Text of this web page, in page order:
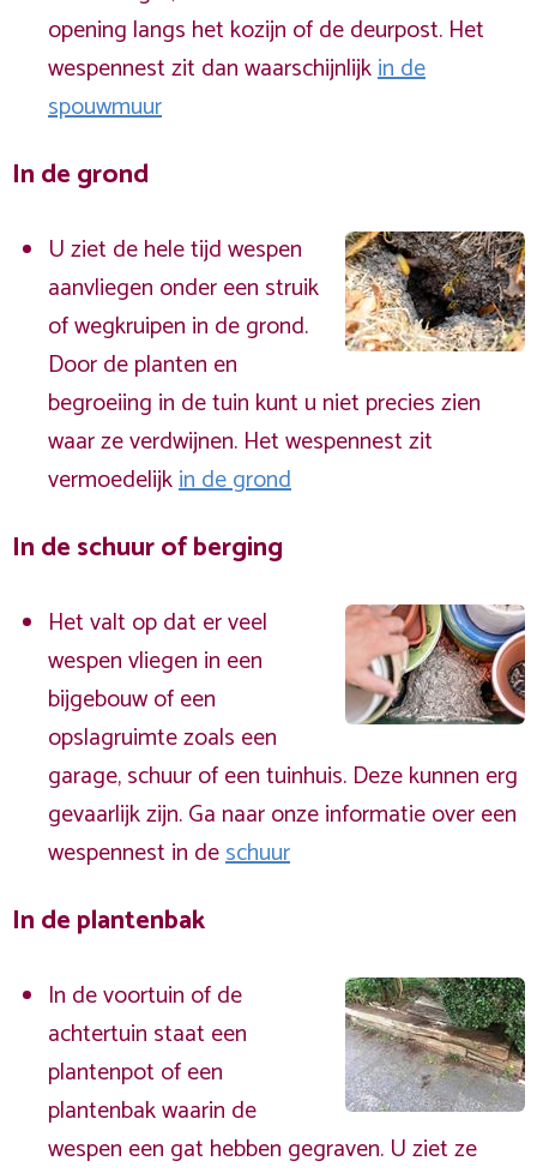
opening langs het kozijn of de deurpost. Het
wespennest zit dan waarschijnlijkin de
spouwmuur
In de grond
U ziet de hele tijd wespen
aanvliegen onder een struik
of wegkruipen in de grond.
Door de planten en
begroeiing in de tuin kunt u niet precies zien
waar ze verdwijnen. Het wespennest zit
vermoedelijkin de grond
In de schuur of berging
Het valt op dat er veel
wespen vliegen in een
bijgebouw of een
opslagruimte zoals een
garage, schuur of een tuinhuis. Deze kunnen erg
gevaarlijk zijn. Ga naar onze informatie over een
wespennest in deschuur
In de plantenbak
In de voortuin of de
achtertuin staat een
plantenpot of een
plantenbak waarin de
wespen een gat hebben gegraven. U ziet ze